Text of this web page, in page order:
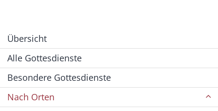
Übersicht
Alle Gottesdienste
Besondere Gottesdienste
Nach Orten